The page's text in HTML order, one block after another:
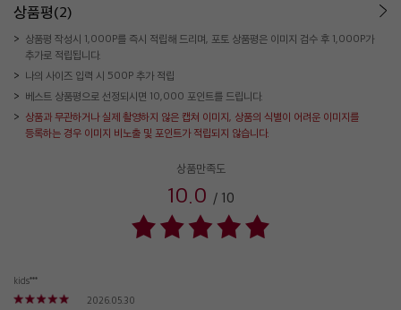
상품평(2)
상품평 작성시 1,000P를 즉시 적립해 드리며, 포토 상품평은 이미지 검수 후 1,000P가
추가로 적립됩니다.
나의 사이즈 입력 시 500P 추가 적립
베스트 상품평으로 선정되시면 10,000 포인트를 드립니다.
상품과 무관하거나 실제 촬영하지 않은 캡쳐 이미지, 상품의 식별이 어려운 이미지를
등록하는 경우 이미지 비노출 및 포인트가 적립되지 않습니다.
상품만족도
10.0 / 10
kids***
2026.05.30